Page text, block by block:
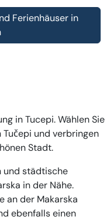
Ferienhäuser in
in Tucepi. Wählen Sie
und verbringen
Stadt.
und städtische
in der Nähe.
an der Makarska
ebenfalls einen